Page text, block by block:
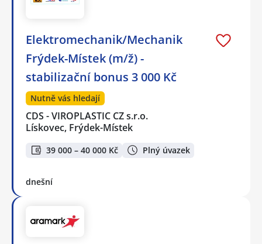
Elektromechanik/Mechanik
Frýdek-Místek (m/ž) -
stabilizační bonus 3 000 Kč
Nutně vás hledají
CDS - VIROPLASTIC CZ s.r.o.
Lískovec, Frýdek-Místek
39 000 – 40 000 Kč Plný úvazek
dnešní